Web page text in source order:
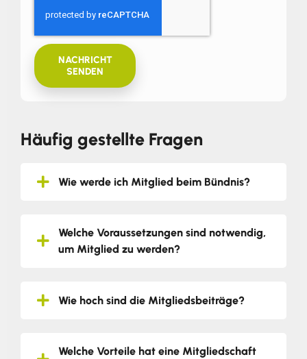
NACHRICHT
SENDEN
Häufig gestellte Fragen
Wie werde ich Mitglied beim Bündnis?
Welche Voraussetzungen sind notwendig,
um Mitglied zu werden?
Wie hoch sind die Mitgliedsbeiträge?
Welche Vorteile hat eine Mitgliedschaft